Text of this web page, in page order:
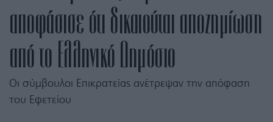
αποφάσισε ότι δικαιούται αποζημίωση
από το Ελληνικό Δημόσιο
Οι σύμβουλοι Επικρατείας ανέτρεψαν την απόφαση
του Εφετείου